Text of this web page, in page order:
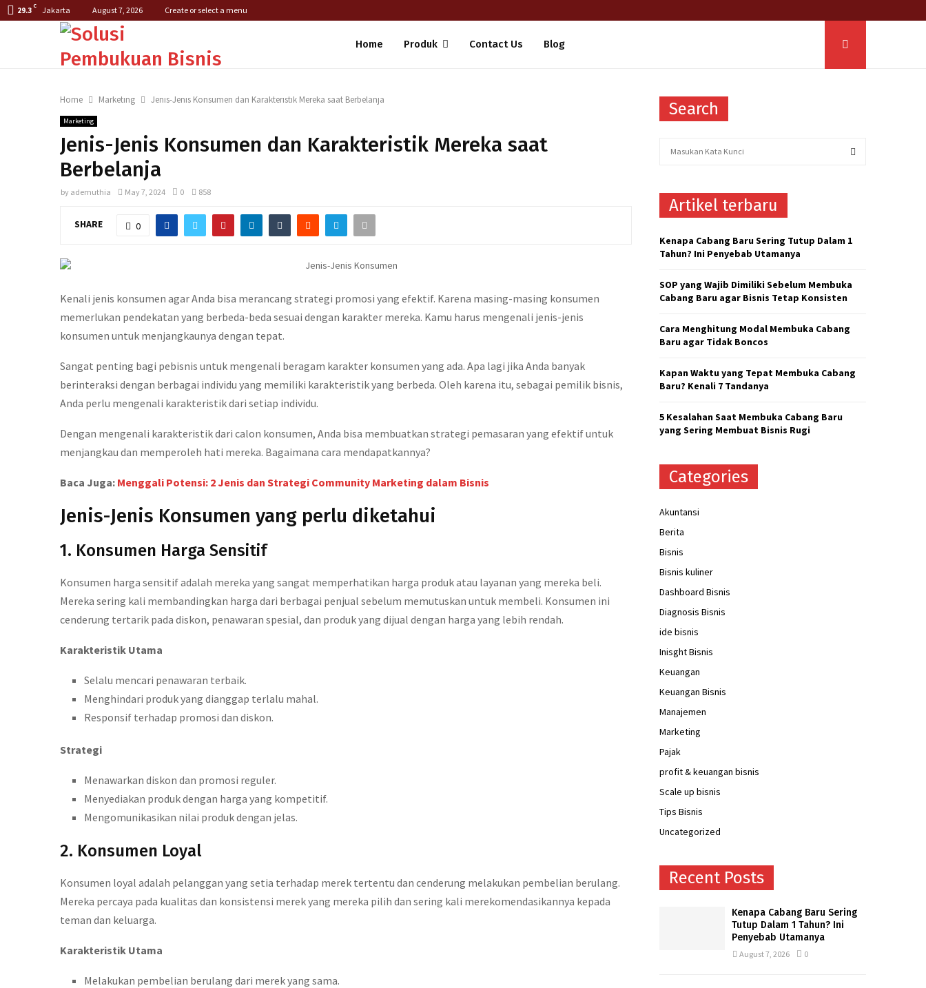
29.3 C Jakarta August 7, 2026 Create or select a menu
Home Produk Contact Us Blog
Home Marketing Jenis-Jenis Konsumen dan Karakteristik Mereka saat Berbelanja
Marketing
Jenis-Jenis Konsumen dan Karakteristik Mereka saat
Berbelanja
by ademuthia May 7, 2024 0 858
SHARE 0
Kenali jenis konsumen agar Anda bisa merancang strategi promosi yang efektif. Karena masing-masing konsumen
memerlukan pendekatan yang berbeda-beda sesuai dengan karakter mereka. Kamu harus mengenali jenis-jenis
konsumen untuk menjangkaunya dengan tepat.
Sangat penting bagi pebisnis untuk mengenali beragam karakter konsumen yang ada. Apa lagi jika Anda banyak
berinteraksi dengan berbagai individu yang memiliki karakteristik yang berbeda. Oleh karena itu, sebagai pemilik bisnis,
Anda perlu mengenali karakteristik dari setiap individu.
Dengan mengenali karakteristik dari calon konsumen, Anda bisa membuatkan strategi pemasaran yang efektif untuk
menjangkau dan memperoleh hati mereka. Bagaimana cara mendapatkannya?
Baca Juga: Menggali Potensi: 2 Jenis dan Strategi Community Marketing dalam Bisnis
Jenis-Jenis Konsumen yang perlu diketahui
1. Konsumen Harga Sensitif
Konsumen harga sensitif adalah mereka yang sangat memperhatikan harga produk atau layanan yang mereka beli.
Mereka sering kali membandingkan harga dari berbagai penjual sebelum memutuskan untuk membeli. Konsumen ini
cenderung tertarik pada diskon, penawaran spesial, dan produk yang dijual dengan harga yang lebih rendah.
Karakteristik Utama
Selalu mencari penawaran terbaik.
Menghindari produk yang dianggap terlalu mahal.
Responsif terhadap promosi dan diskon.
Strategi
Menawarkan diskon dan promosi reguler.
Menyediakan produk dengan harga yang kompetitif.
Mengomunikasikan nilai produk dengan jelas.
2. Konsumen Loyal
Konsumen loyal adalah pelanggan yang setia terhadap merek tertentu dan cenderung melakukan pembelian berulang.
Mereka percaya pada kualitas dan konsistensi merek yang mereka pilih dan sering kali merekomendasikannya kepada
teman dan keluarga.
Karakteristik Utama
Melakukan pembelian berulang dari merek yang sama.
Search
h
o
r
C
Artikel terbaru
Kenapa Cabang Baru Sering Tutup Dalam 1
Tahun? Ini Penyebab Utamanya
SOP yang Wajib Dimiliki Sebelum Membuka
Cabang Baru agar Bisnis Tetap Konsisten
Cara Menghitung Modal Membuka Cabang
Baru agar Tidak Boncos
Kapan Waktu yang Tepat Membuka Cabang
Baru? Kenali 7 Tandanya
5 Kesalahan Saat Membuka Cabang Baru
yang Sering Membuat Bisnis Rugi
Categories
Akuntansi
Berita
Bisnis
Bisnis kuliner
Dashboard Bisnis
Diagnosis Bisnis
ide bisnis
Inisght Bisnis
Keuangan
Keuangan Bisnis
Manajemen
Marketing
Pajak
profit & keuangan bisnis
Scale up bisnis
Tips Bisnis
Uncategorized
Recent Posts
Kenapa Cabang Baru Sering
Tutup Dalam 1 Tahun? Ini
Penyebab Utamanya
August 7, 2026 0